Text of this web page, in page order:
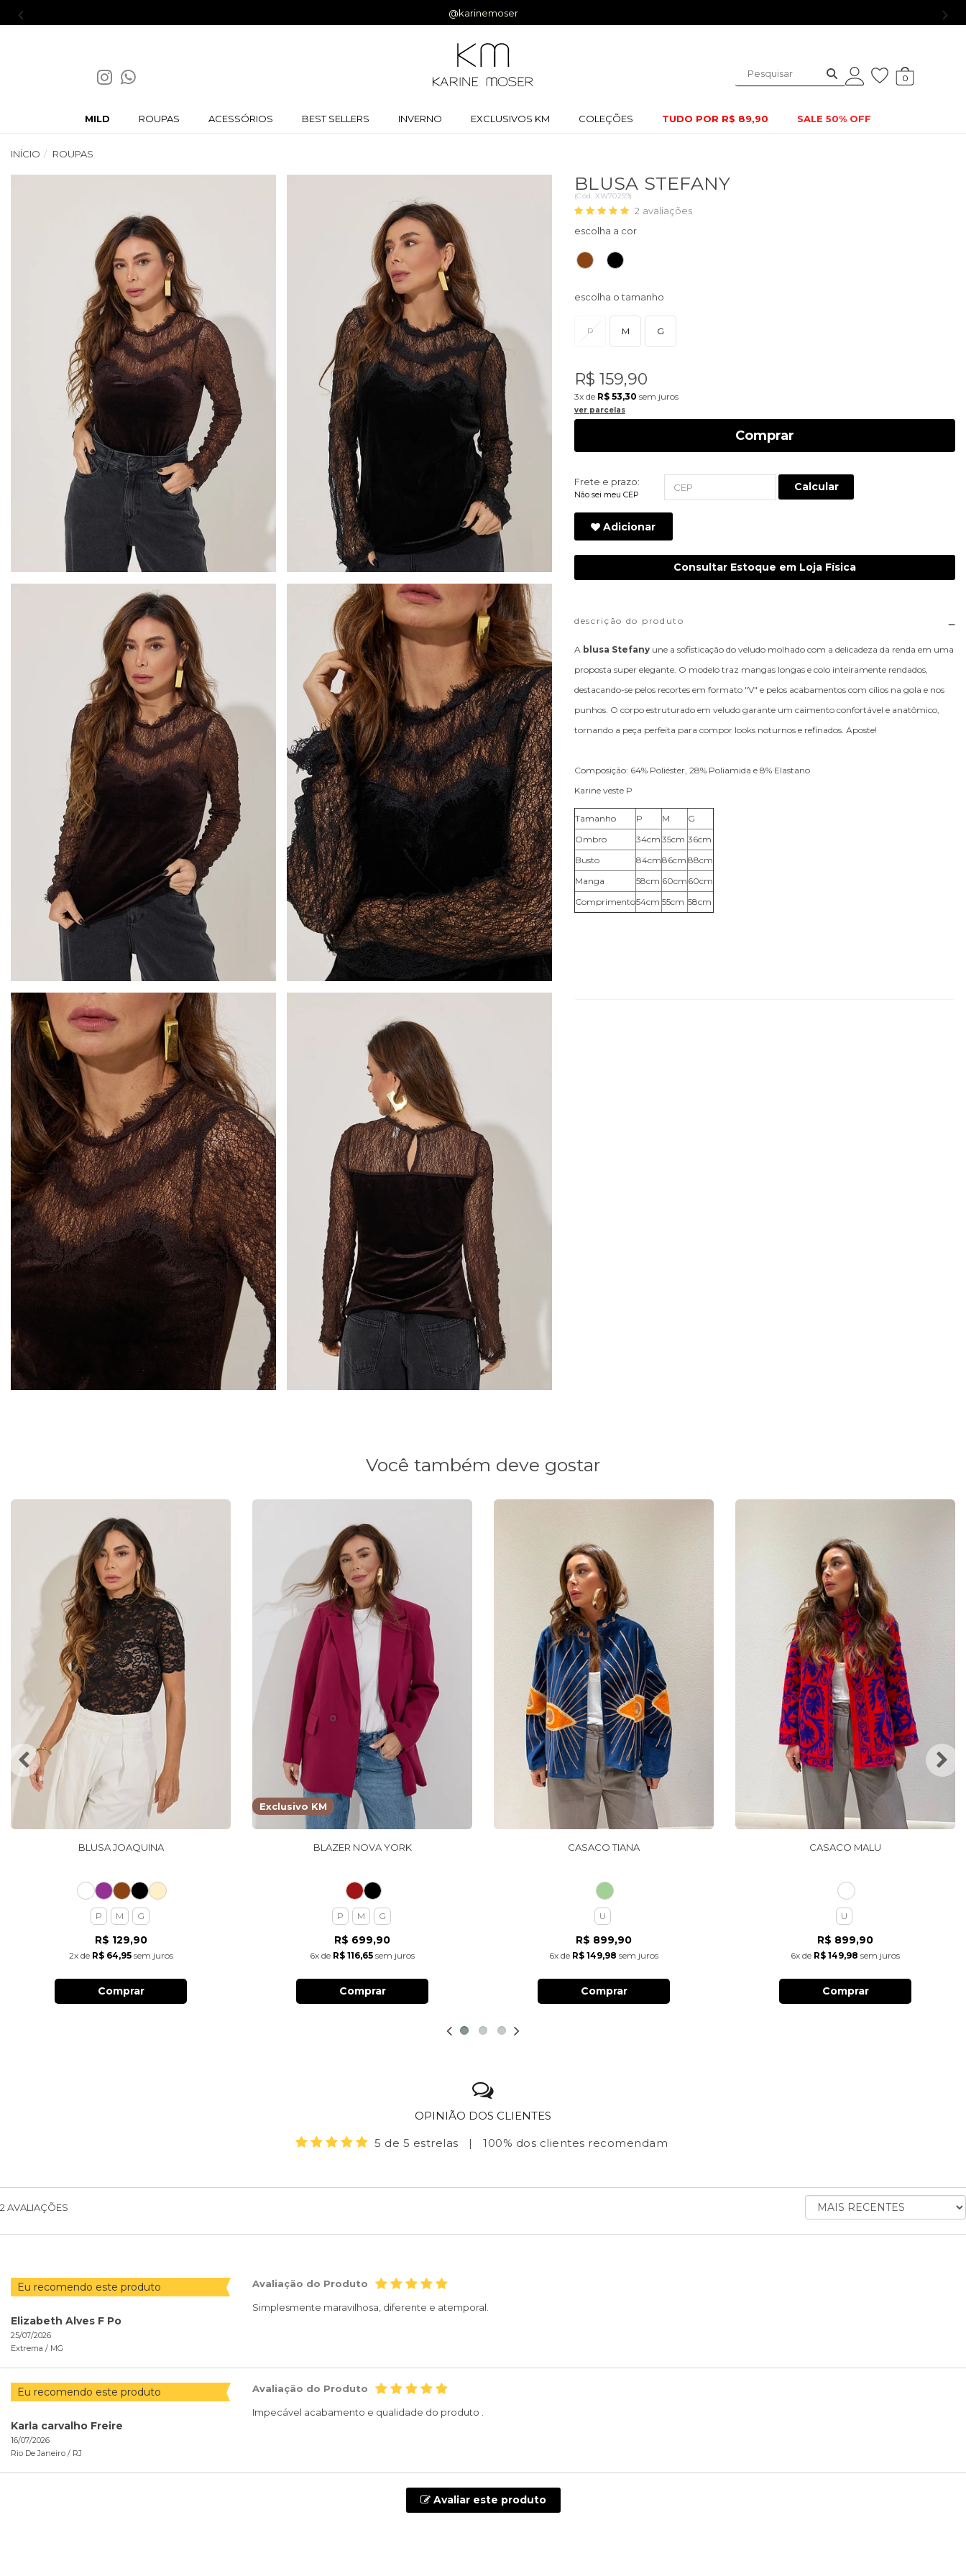
Ganhe 5% off na primeira compra |Cupom:
0
MILD ROUPAS ACESSÓRIOS BEST SELLERS INVERNO EXCLUSIVOS KM COLEÇÕES TUDO POR R$ 89,90 SALE 50% OFF
INÍCIO ROUPAS
BLUSA STEFANY
(Cód. XW70259)
2 avaliações
P M G
R$ 159,90
3x de R$ 53,30 sem juros
ver parcelas
Comprar
Frete e prazo:
Não sei meu CEP
Calcular
Adicionar
Consultar Estoque em Loja Física
descrição do produto
A blusa Stefany une a sofisticação do veludo molhado com a delicadeza da renda em uma
proposta super elegante. O modelo traz mangas longas e colo inteiramente rendados,
destacando-se pelos recortes em formato "V" e pelos acabamentos com cílios na gola e nos
punhos. O corpo estruturado em veludo garante um caimento confortável e anatômico,
tornando a peça perfeita para compor looks noturnos e refinados. Aposte!
Composição: 64% Poliéster, 28% Poliamida e 8% Elastano
Karine veste P
Tamanho P M
G
Ombro
34cm 35cm 36cm
Busto
84cm86cm 88cm
Manga
58cm 60cm 60cm
Comprimento54cm 55cm 58cm
Você também deve gostar
BLUSA JOAQUINA
P M G
R$ 129,90
2xde R$ 64,95sem juros
Comprar
Exclusivo KM
BLAZER NOVA YORK
P M G
R$ 699,90
6x de R$ 116,65 sem juros
Comprar
CASACO TIANA
U
R$ 899,90
6x de R$ 149,98 sem juros
Comprar
CASACO MALU
U
R$ 899,90
6x de R$ 149,98 sem juros
Comprar
OPINIÃO DOS CLIENTES
5 de 5 estrelas
| 100% dos clientes recomendam
2AVALIAÇÕES
ORDENAR
AVALIAÇÕES
Eu recomendo este produto
Elizabeth Alves F Po
25/07/2026
Extrema / MG
Avaliação do Produto
Simplesmente maravilhosa, diferente e atemporal.
Eu recomendo este produto
Karla carvalho Freire
16/07/2026
Rio De Janeiro / RJ
Avaliação do Produto
Impecável acabamento e qualidade do produto .
Avaliar este produto